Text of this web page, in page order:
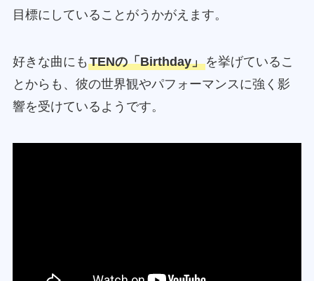
目標にしていることがうかがえます。
好きな曲にも TENの「Birthday」を挙げているこ
とからも、彼の世界観やパフォーマンスに強く影
響を受けているようです。